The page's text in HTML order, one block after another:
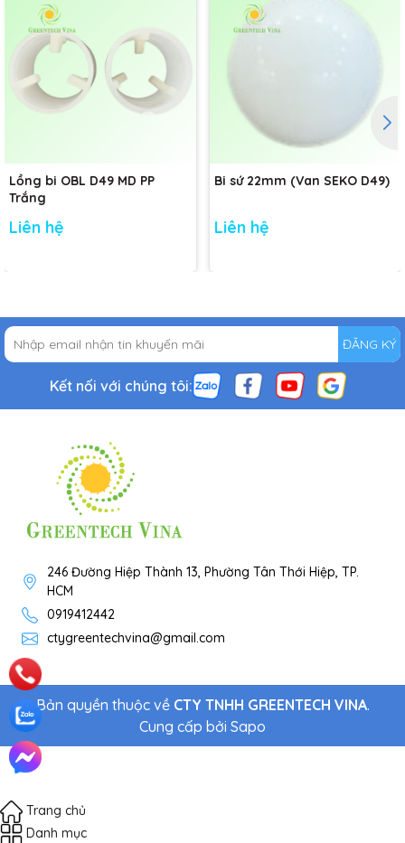
Lồng bi OBL D49 MD PP
Trắng
Liên hệ
Bi sứ 22mm (Van SEKO D49)
Liên hệ
ĐĂNG KÝ
Kết nối với chúng tôi:
246 Đường Hiệp Thành 13, Phường Tân Thới Hiệp, TP.
HCM
0919412442
ctygreentechvina@gmail.com
Bản quyền thuộc về CTY TNHH GREENTECH VINA.
Cung cấp bởi Sapo
Trang chủ
Danh mục